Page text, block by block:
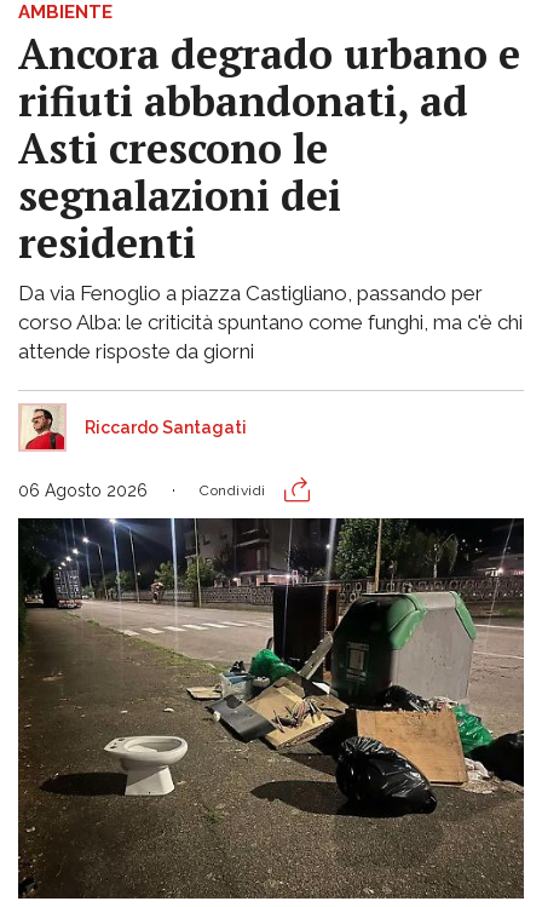
AMBIENTE
Ancora degrado urbano e
rifiuti abbandonati, ad
Asti crescono le
segnalazioni dei
residenti
Da via Fenoglio a piazza Castigliano, passando per
corso Alba: le criticità spuntano come funghi, ma c'è chi
attende risposte da giorni
Riccardo Santagati
06 Agosto 2026 Condividi